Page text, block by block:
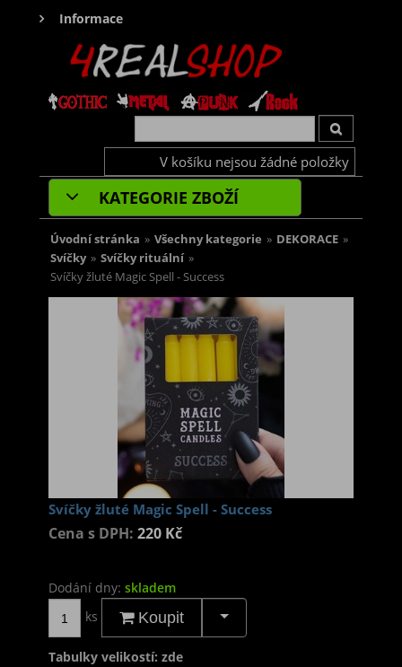
Informace
V košíku nejsou žádné položky
KATEGORIE ZBOŽÍ
Úvodní stránka » Všechny kategorie » DEKORACE »
Svíčky » Svíčky rituální »
Svíčky žluté Magic Spell - Success
Svíčky žluté Magic Spell - Success
Cena s DPH: 220 Kč
Dodání dny: skladem
ks
Koupit
Tabulky velikostí: zde